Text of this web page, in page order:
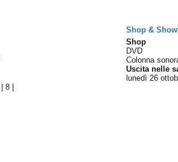
Shop &
|8
Shop
DVD
Colonna
Uscita nelle
lunedì 26